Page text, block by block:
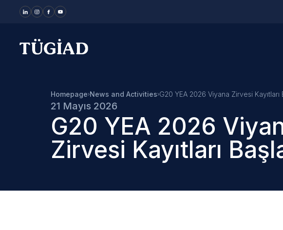
Your Company
Homepage News and Activities G20 YEA 2026 Viyana Zirvesi Kayıtları
21 Mayıs 2026
G20 YEA 2026
Zirvesi Kayıtları